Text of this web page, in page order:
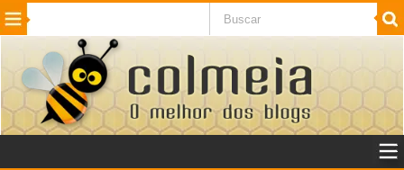
Beleza Cinema e TV
Internet Jogos NotÃ­cias SaÃºde
VeÃ­culos Adulto